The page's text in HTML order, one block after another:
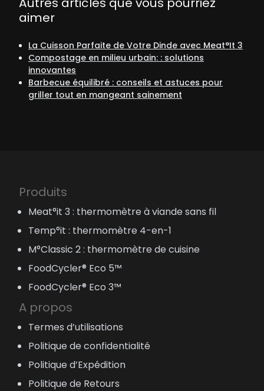
aimer
La Cuisson Parfaite de Votre Dinde avec Meat°It 3
Compostage en milieu urbain: : solutions
innovantes
Barbecue équilibré : conseils et astuces pour
griller tout en mangeant sainement
Produits
Meat°it 3 : thermomètre à viande sans fil
Temp°it : thermomètre 4-en-1
M°Classic 2 : thermomètre de cuisine
FoodCycler® Eco 5™
FoodCycler® Eco 3™
A propos
Termes d’utilisations
Politique de confidentialité
Politique d’Expédition
Politique de Retours